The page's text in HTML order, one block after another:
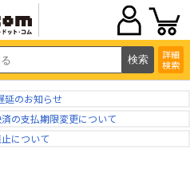
詳細
検索
延のお知らせ
の支払期限変更について
について